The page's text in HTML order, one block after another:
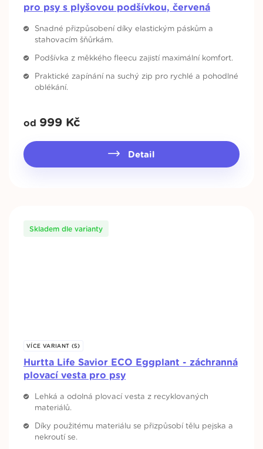
pro psy s plyšovou podšívkou, červená
Snadné přizpůsobení díky elastickým páskům a
stahovacím šňůrkám.
Podšívka z měkkého fleecu zajistí maximální komfort.
Praktické zapínání na suchý zip pro rychlé a pohodlné
oblékání.
od 999 Kč
Detail
VÍCE VARIANT (5)
Hurtta Life Savior ECO Eggplant - záchranná
plovací vesta pro psy
Skladem dle varianty
Lehká a odolná plovací vesta z recyklovaných
materiálů.
Díky použitému materiálu se přizpůsobí tělu pejska a
nekroutí se.